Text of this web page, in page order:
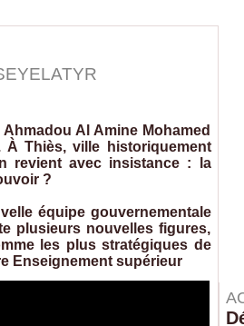
Al Amine Mohamed
Thiès, ville historiquement
revient avec insistance : la
?
équipe gouvernementale
plusieurs nouvelles figures,
les plus stratégiques de
Enseignement supérieur